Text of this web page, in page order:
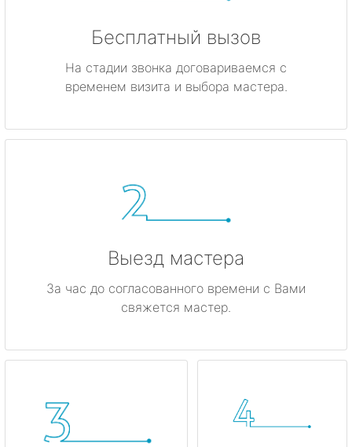
Бесплатный вызов
На стадии звонка договариваемся с
временем визита и выбора мастера.
Выезд мастера
За час до согласованного времени с Вами
свяжется мастер.